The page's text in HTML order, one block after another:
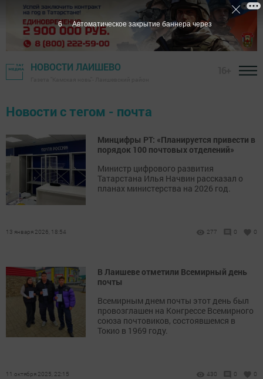
НОВОСТИ ЛАИШЕВО
Новости с тегом - почта
Минцифры РТ: «Планируется привести в
порядок 100 почтовых отделений»
Министр цифрового развития
Татарстана Илья Начвин рассказал о
планах министерства на 2026 год.
13 января 2026, 18:54 277 0 0
В Лаишеве отметили Всемирный день
почты
Всемирным днем почты этот день был
провозглашен на Конгрессе Всемирного
союза почтовиков, состоявшемся в
Токио в 1969 году.
11 октября 2025, 22:15 430 0 0
6 Автоматическое закрытие баннера через